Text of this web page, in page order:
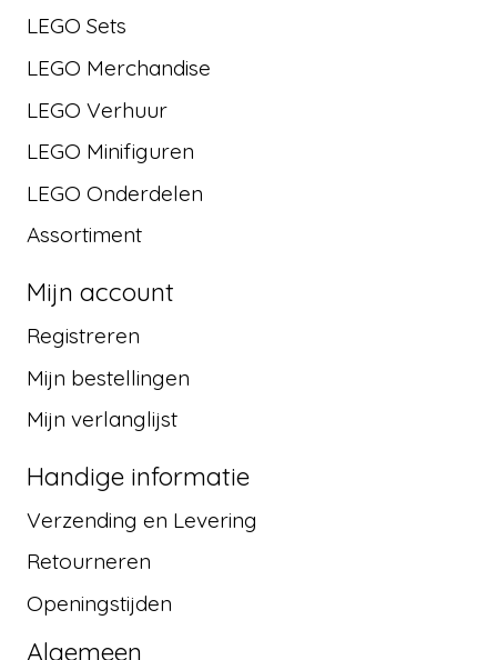
LEGO Sets
LEGO Merchandise
LEGO Verhuur
LEGO Minifiguren
LEGO Onderdelen
Assortiment
Mijn account
Registreren
Mijn bestellingen
Mijn verlanglijst
Handige informatie
Verzending en Levering
Retourneren
Openingstijden
Algemeen